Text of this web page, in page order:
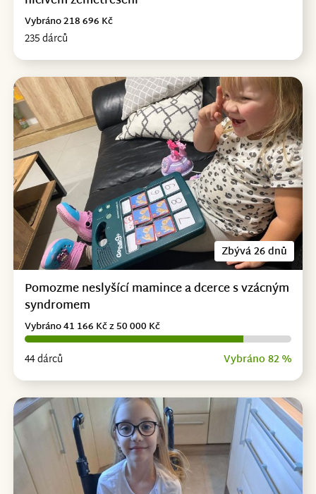
235 dárců
Vybráno 218 696 Kč
Zbývá 26 dnů
Pomozme neslyšící mamince a dcerce s vzácným
syndromem
44 dárců Vybráno 82 %
Vybráno 41 166 Kč z 50 000 Kč